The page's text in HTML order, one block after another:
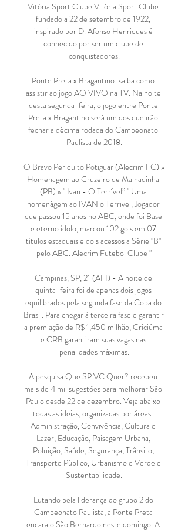
Vitória Sport Clube Vitória Sport Clube
fundado a 22 de setembro de 1922,
inspirado por D. Afonso Henriques é
conhecido por ser um clube de
conquistadores.
Ponte Preta x Bragantino: saiba como
assistir ao jogo AO VIVO na TV. Na noite
desta segunda-feira, o jogo entre Ponte
Preta x Bragantino será um dos que irão
fechar a décima rodada do Campeonato
Paulista de 2018.
O Bravo Periquito Potiguar (Alecrim FC) »
Homenagem ao Cruzeiro de Malhadinha
(PB) » " Ivan - O Terrível” " Uma
homenágem ao IVAN o Terrivel, Jogador
que passou 15 anos no ABC, onde foi Base
e eterno ídolo, marcou 102 gols em 07
títulos estaduais e dois acessos a Série "B"
pelo ABC. Alecrim Futebol Clube "
Campinas, SP, 21 (AFI) - A noite de
quinta-feira foi de apenas dois jogos
equilibrados pela segunda fase da Copa do
Brasil. Para chegar à terceira fase e garantir
a premiação de R$ 1,450 milhão, Criciúma
e CRB garantiram suas vagas nas
penalidades máximas.
A pesquisa Que SP VC Quer? recebeu
mais de 4 mil sugestões para melhorar São
Paulo desde 22 de dezembro. Veja abaixo
todas as ideias, organizadas por áreas:
Administração, Convivência, Cultura e
Lazer, Educação, Paisagem Urbana,
Poluição, Saúde, Segurança, Trânsito,
Transporte Público, Urbanismo e Verde e
Sustentabilidade.
Lutando pela liderança do grupo 2 do
Campeonato Paulista, a Ponte Preta
encara o São Bernardo neste domingo. A